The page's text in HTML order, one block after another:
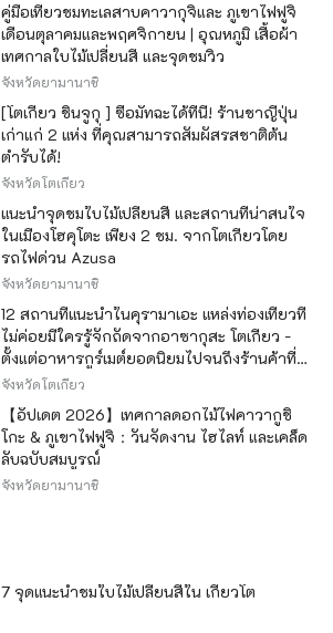
คู่มือเที่ยวชมทะเลสาบคาวากุจิและ ภูเขาไฟฟูจิ
เดือนตุลาคมและพฤศจิกายน | อุณหภูมิ เสื้อผ้า
เทศกาลใบไม้เปลี่ยนสี และจุดชมวิว
จังหวัดยามานาชิ
[โตเกียว ชินจูกุ ] ซื้อมัทฉะได้ที่นี่! ร้านชาญี่ปุ่น
เก่าแก่ 2 แห่ง ที่คุณสามารถสัมผัสรสชาติต้น
ตำรับได้!
จังหวัดโตเกียว
แนะนำจุดชมใบไม้เปลี่ยนสี และสถานที่น่าสนใจ
ในเมืองโฮคุโตะ เพียง 2 ชม. จากโตเกียวโดย
รถไฟด่วน Azusa
จังหวัดยามานาชิ
12 สถานที่แนะนำในคุรามาเอะ แหล่งท่องเที่ยวที่
ไม่ค่อยมีใครรู้จักถัดจากอาซากุสะ โตเกียว -
ตั้งแต่อาหารกูร์เมต์ยอดนิยมไปจนถึงร้านค้าที่มี
เอกลักษณ์ -
จังหวัดโตเกียว
【อัปเดต 2026】เทศกาลดอกไม้ไฟคาวากูชิ
โกะ & ภูเขาไฟฟูจิ：วันจัดงาน ไฮไลท์ และเคล็ด
ลับฉบับสมบูรณ์
จังหวัดยามานาชิ
7 จุดแนะนำชมใบไม้เปลี่ยนสีใน เกียวโต